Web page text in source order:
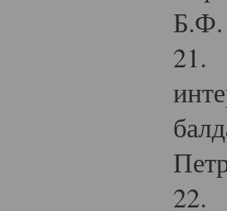
Б.Ф.
21.
22.